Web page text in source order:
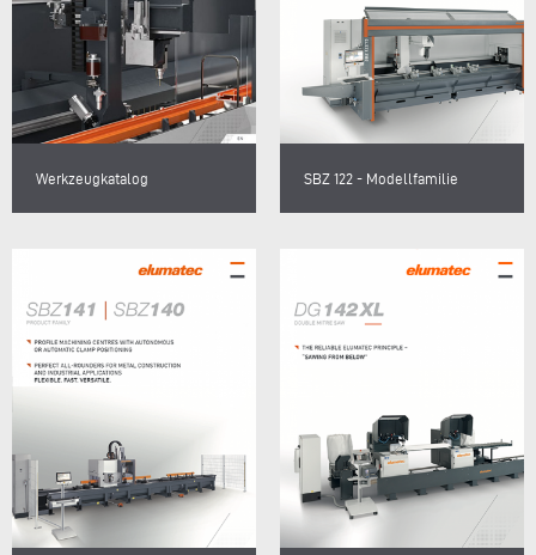
Werkzeugkatalog SBZ 122 - Modellfamilie